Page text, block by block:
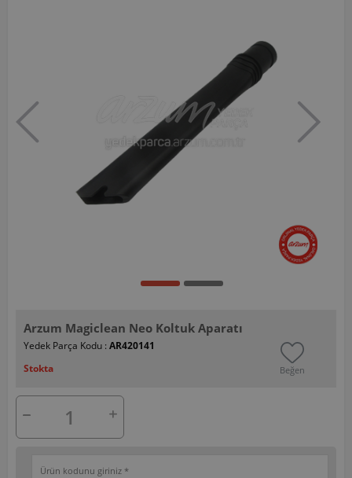
Arzum Magiclean Neo Koltuk Aparatı
Yedek Parça Kodu : AR420141
Stokta
Beğen